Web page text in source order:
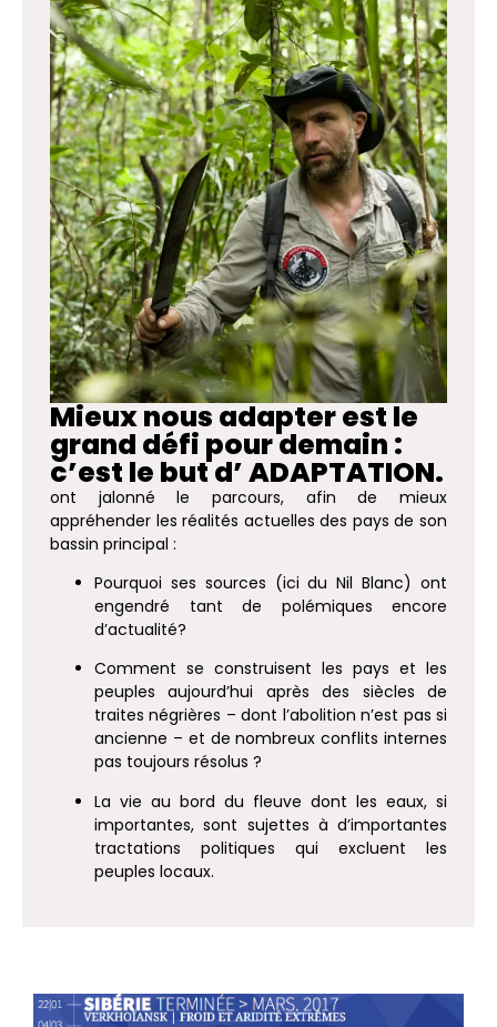
Mieux nous adapter est le
grand défi pour demain :
c’est le but d’ ADAPTATION.
ont jalonné le parcours, afin de mieux
appréhender les réalités actuelles des pays de son
bassin principal :
Pourquoi ses sources (ici du Nil Blanc) ont
engendré tant de polémiques encore
d’actualité?
Comment se construisent les pays et les
peuples aujourd’hui après des siècles de
traites négrières – dont l’abolition n’est pas si
ancienne – et de nombreux conflits internes
pas toujours résolus ?
La vie au bord du fleuve dont les eaux, si
importantes, sont sujettes à d’importantes
tractations politiques qui excluent les
peuples locaux.